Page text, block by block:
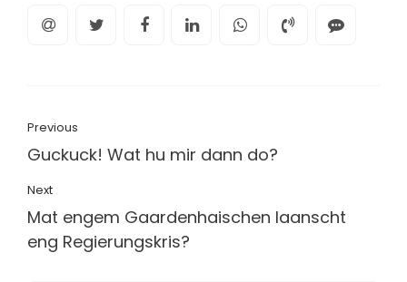
Previous
Guckuck! Wat hu mir dann do?
Next
Mat engem Gaardenhaischen laanscht
eng Regierungskris?